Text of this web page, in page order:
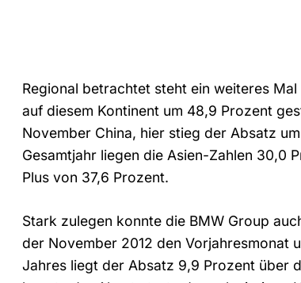
Regional betrachtet steht ein weiteres
auf diesem Kontinent um 48,9 Prozent
November China, hier stieg der Absatz
Gesamtjahr liegen die Asien-Zahlen 30,0
Plus von 37,6 Prozent.
Stark zulegen konnte die BMW Group
der November 2012 den Vorjahresmonat
Jahres liegt der Absatz 9,9 Prozent über